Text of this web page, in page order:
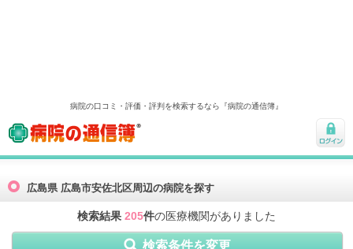
病院の口コミ・評価・評判を検索するなら『病院の通信簿』
病院の通信簿
ログ
広島県 広島市安佐北区周辺の病院を探す
検索結果 205件の医療機関がありました
検索条件を変更